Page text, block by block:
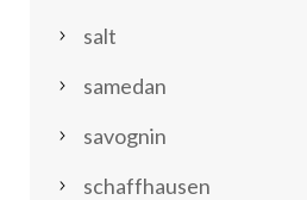
salt
samedan
savognin
schaffhausen